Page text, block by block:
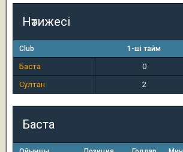
Нәтижесі
Club 1-ші тайм
Баста 0
Султан
2
Баста